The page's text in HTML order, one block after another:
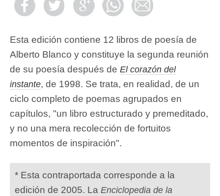
Esta edición contiene 12 libros de poesía de
Alberto Blanco y constituye la segunda reunión
de su poesía después de El corazón del
instante, de 1998. Se trata, en realidad, de un
ciclo completo de poemas agrupados en
capítulos, "un libro estructurado y premeditado,
y no una mera recolección de fortuitos
momentos de inspiración".
* Esta contraportada corresponde a la
edición de 2005. La Enciclopedia de la